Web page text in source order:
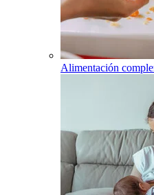
Alimentación